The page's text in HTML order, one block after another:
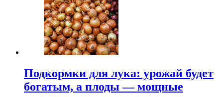
Подкормки для лука: урожай будет
богатым, а плоды — мощные